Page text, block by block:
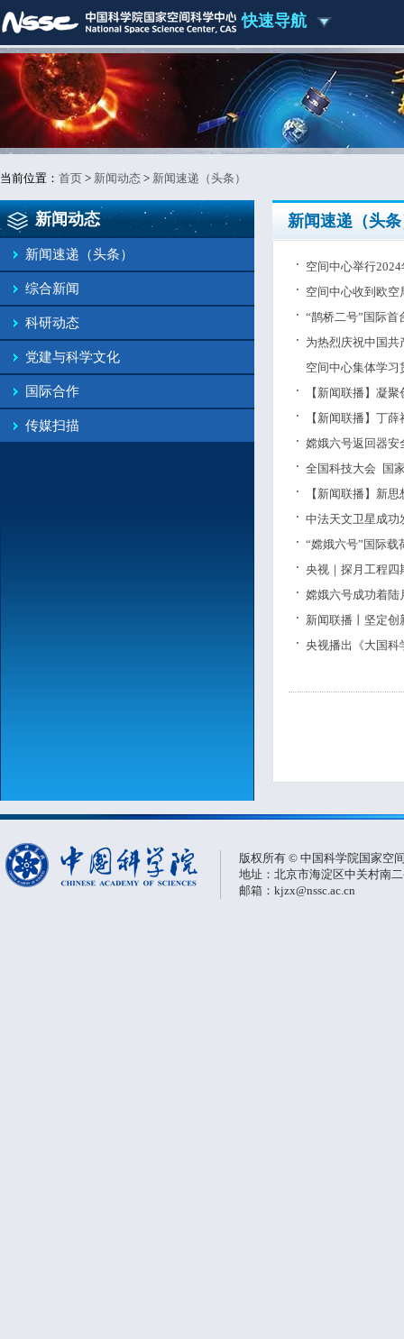
快速导航
当前位置： 首页 > 新闻动态 > 新闻速递（头条）
新闻动态
新闻速递（头条）
综合新闻
科研动态
党建与科学文化
国际合作
传媒扫描
新闻速递（头
空间中心举行
空间中心收到欧
“鹊桥二号”国际
为热烈庆祝中国
空间中心集体学
【新闻联播】凝
【新闻联播】丁
嫦娥六号返回器安
全国科技大会 国
【新闻联播】新
中法天文卫星成功
“嫦娥六号”国际载
央视｜探月工程四
嫦娥六号成功着陆
新闻联播丨坚定
央视播出《大国
版权所有 © 中国科学院国家空
地址：北京市海淀区中关村南
邮箱：kjzx@nssc.ac.cn